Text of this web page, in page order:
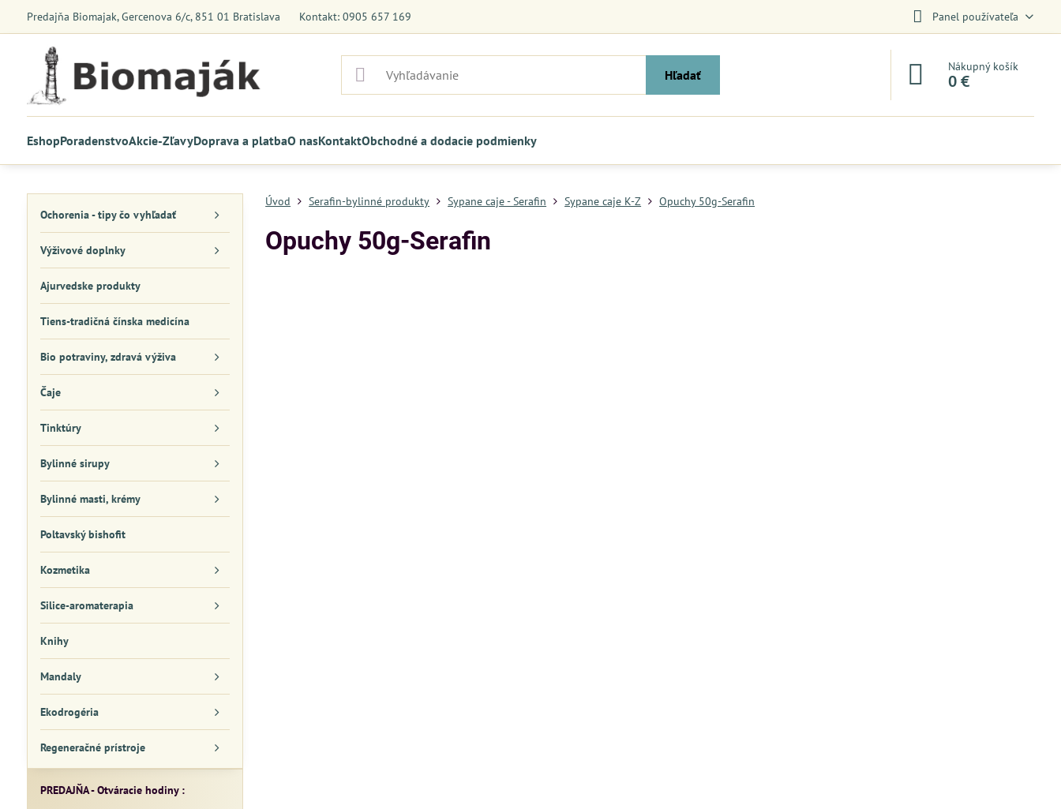
Predajňa Biomajak, Gercenova 6/c, 851 01 Bratislava Kontakt: 0905 657 169 Panel používateľa
Hľadať
Nákupný košík
0 €
EshopPoradenstvoAkcie-ZľavyDoprava a platbaO nasKontaktObchodné a dodacie podmienky
Úvod Serafin-bylinné produkty Sypane caje - Serafin Sypane caje K-Z Opuchy 50g-Serafin
Opuchy 50g-Serafin
Ochorenia - tipy čo vyhľadať
Výživové doplnky
Ajurvedske produkty
Tiens-tradičná čínska medicína
Bio potraviny, zdravá výživa
Čaje
Tinktúry
Bylinné sirupy
Bylinné masti, krémy
Poltavský bishofit
Kozmetika
Silice-aromaterapia
Knihy
Mandaly
Ekodrogéria
Regeneračné prístroje
PREDAJŇA - Otváracie hodiny :